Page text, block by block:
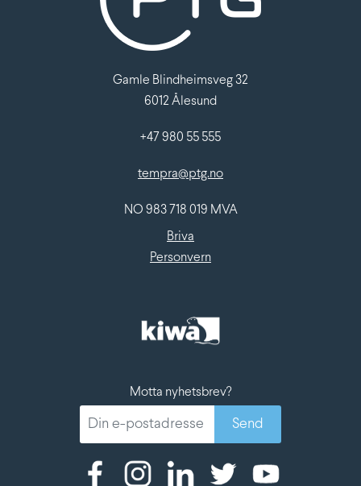
Gamle Blindheimsveg 32
6012 Ålesund
+47 980 55 555
tempra@ptg.no
NO 983 718 019 MVA
Briva
Personvern
Motta nyhetsbrev?